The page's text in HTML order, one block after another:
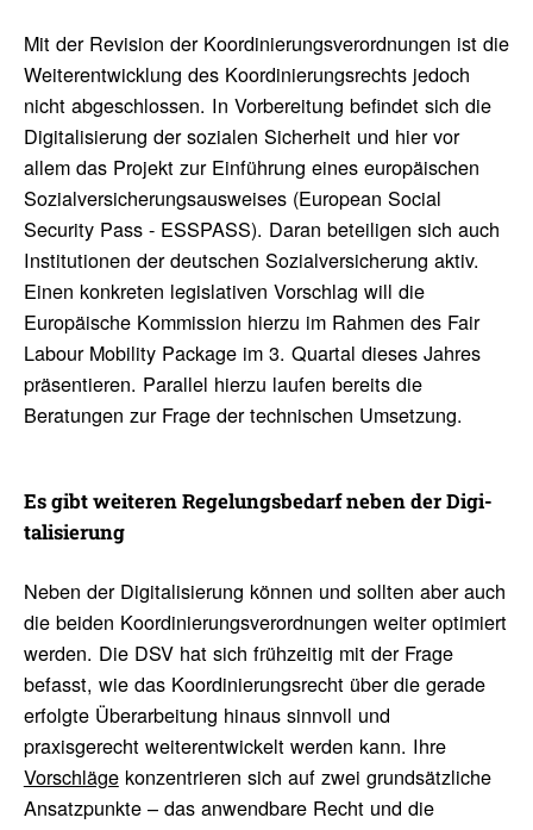
Mit der Revision der Koordinierungsverordnungen ist die
Weiterentwicklung des Koordinierungsrechts jedoch
nicht abgeschlossen. In Vorbereitung befindet sich die
Digitalisierung der sozialen Sicherheit und hier vor
allem das Projekt zur Einführung eines europäischen
Sozialversicherungsausweises (European Social
Security Pass - ESSPASS). Daran beteiligen sich auch
Institutionen der deutschen Sozialversicherung aktiv.
Einen konkreten legislativen Vorschlag will die
Europäische Kommission hierzu im Rahmen des Fair
Labour Mobility Package im 3. Quartal dieses Jahres
präsentieren. Parallel hierzu laufen bereits die
Beratungen zur Frage der technischen Umsetzung.
Es gibt weiteren Rege­lungs­be­darf neben der Digi­
ta­li­sie­rung
Neben der Digitalisierung können und sollten aber auch
die beiden Koordinierungsverordnungen weiter optimiert
werden. Die DSV hat sich frühzeitig mit der Frage
befasst, wie das Koordinierungsrecht über die gerade
erfolgte Überarbeitung hinaus sinnvoll und
praxisgerecht weiterentwickelt werden kann. Ihre
Vorschlägekonzentrieren sich auf zwei grundsätzliche
Ansatzpunkte – das anwendbare Recht und die